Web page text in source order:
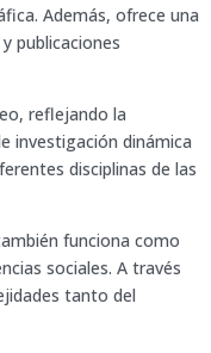
Además, ofrece una
publicaciones
reflejando la
investigación dinámica
disciplinas de las
funciona como
sociales. A través
tanto del